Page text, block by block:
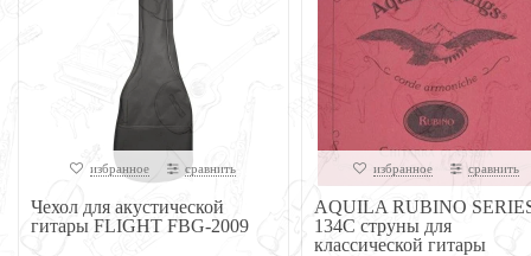
избранное сравнить
Чехол для акустической
гитары FLIGHT FBG-2009
избранное сравнить
AQUILA RUBINO
134C струны для
классической гитары